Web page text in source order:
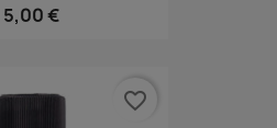
5,00 €
favorite_border